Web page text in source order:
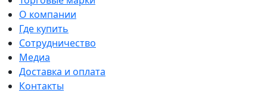
О компании
Где купить
Сотрудничество
Медиа
Доставка и оплата
Контакты